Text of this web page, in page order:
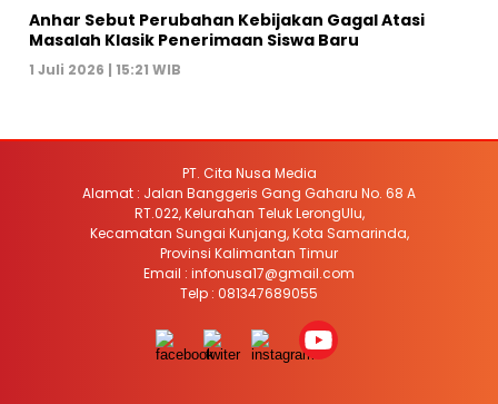
Anhar Sebut Perubahan Kebijakan Gagal Atasi
Masalah Klasik Penerimaan Siswa Baru
1 Juli 2026 | 15:21 WIB
PT. Cita Nusa Media
Alamat : Jalan Banggeris Gang Gaharu No. 68 A
RT.022, Kelurahan Teluk LerongUlu,
Kecamatan Sungai Kunjang, Kota Samarinda,
Provinsi Kalimantan Timur
Email : infonusa17@gmail.com
Telp : 081347689055